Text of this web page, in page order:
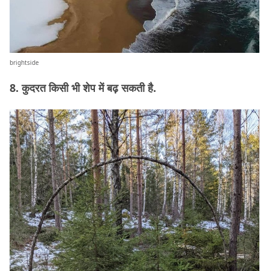
brightside
8. कुदरत किसी भी शेप में बढ़ सकती है.